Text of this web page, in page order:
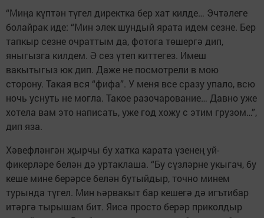
“Миңа күптән түгел директка бер хат килде… Эчтәлеге
болайрак иде: “Мин элек шундый ярата идем сезне. Бер
тапкыр сезне очраттым да, фотога төшергә дип,
яныгызга килдем. Ә сез үтеп киттегез. Имеш
вакытыгыз юк дип. Даже не посмотрели в мою
сторону. Такая вся “фифа”. У меня все сразу упало, всю
ночь уснуть не могла. Такое разочарование… Давно уже
хотела вам это написать, уже год хожу с этим грузом…”,
дип яза.
Хәвефләнгән җырчы бу хатка карата үзенең уй-
фикерләре белән дә уртаклаша. “Бу сүзләрне укыгач, бу
кеше мине берәрсе белән бутыйдыр, точно минем
турында түгел. Мин һәрвакыт бар кешегә дә игътибар
итәргә тырышам бит. Яисә просто берәр приколдыр